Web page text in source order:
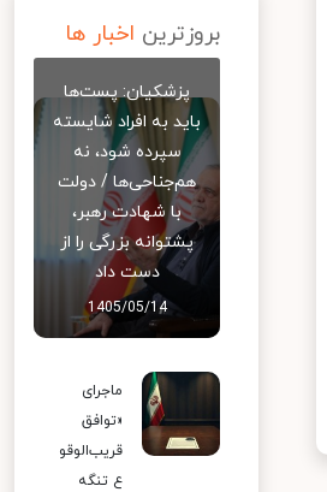
بروزترین اخبار ها
پزشکیان: پست‌ها
باید به افراد شایسته
سپرده شود، نه
هم‌جناحی‌ها / دولت
با شهادت رهبر،
پشتوانه بزرگی را از
دست داد
1405/05/14
ماجرای
«توافق
قریب‌الوقو
ع تنگه